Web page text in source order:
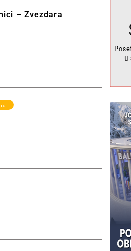
– Zvezdara